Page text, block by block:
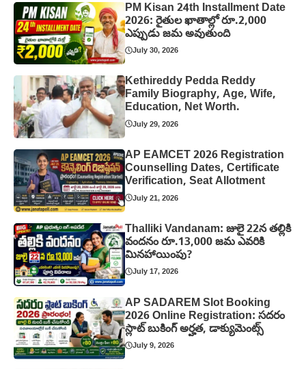
PM Kisan 24th Installment Date
2026: రైతుల ఖాతాల్లో రూ.2,000
ఎప్పుడు జమ అవుతుంది
July 30, 2026
Kethireddy Pedda Reddy
Family Biography, Age, Wife,
Education, Net Worth.
July 29, 2026
AP EAMCET 2026 Registration
Counselling Dates, Certificate
Verification, Seat Allotment
July 21, 2026
Thalliki Vandanam: జులై 22న తల్లికి
వందనం రూ.13,000 జమ ఎవరికి
మినహాయింపు?
July 17, 2026
AP SADAREM Slot Booking
2026 Online Registration: సదరం
స్లాట్ బుకింగ్ అర్హత, డాక్యుమెంట్స్
July 9, 2026